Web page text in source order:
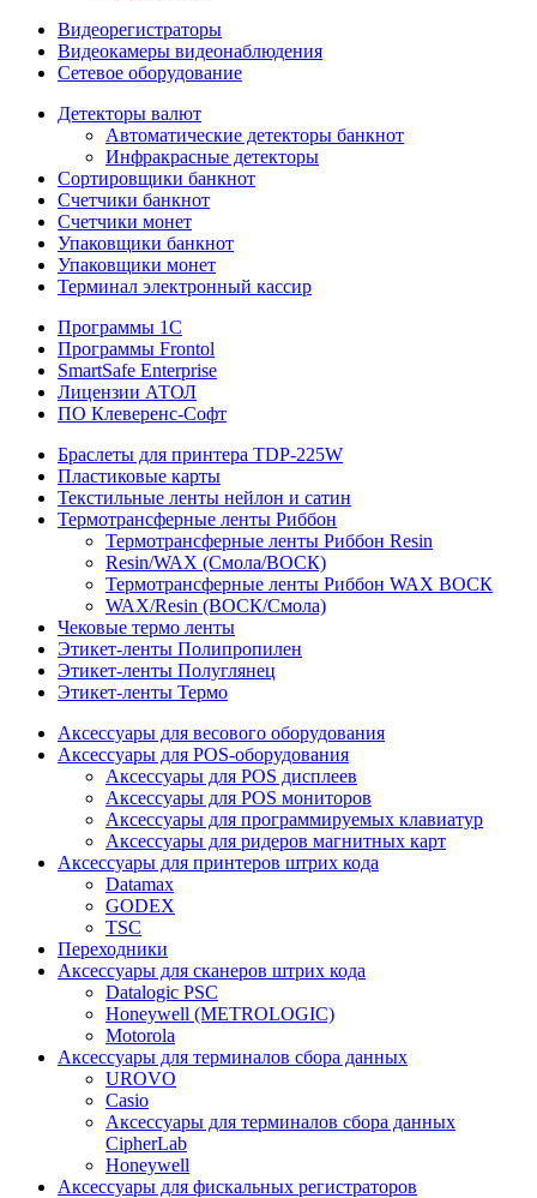
Видеорегистраторы
Видеокамеры видеонаблюдения
Сетевое оборудование
Детекторы валют
Автоматические детекторы банкнот
Инфракрасные детекторы
Сортировщики банкнот
Счетчики банкнот
Счетчики монет
Упаковщики банкнот
Упаковщики монет
Терминал электронный кассир
Программы 1C
Программы Frontol
SmartSafe Enterprise
Лицензии АТОЛ
ПО Клеверенс-Софт
Браслеты для принтера TDP-225W
Пластиковые карты
Текстильные ленты нейлон и сатин
Термотрансферные ленты Риббон
Термотрансферные ленты Риббон Resin
Resin/WAX (Смола/ВОСК)
Термотрансферные ленты Риббон WAX ВОСК
WAX/Resin (ВОСК/Смола)
Чековые термо ленты
Этикет-ленты Полипропилен
Этикет-ленты Полуглянец
Этикет-ленты Термо
Аксессуары для весового оборудования
Аксессуары для POS-оборудования
Аксессуары для POS дисплеев
Аксессуары для POS мониторов
Аксессуары для программируемых клавиатур
Аксессуары для ридеров магнитных карт
Аксессуары для принтеров штрих кода
Datamax
GODEX
TSC
Переходники
Аксессуары для сканеров штрих кода
Datalogic PSC
Honeywell (METROLOGIC)
Motorola
Аксессуары для терминалов сбора данных
UROVO
Casio
Аксессуары для терминалов сбора данных
CipherLab
Honeywell
Аксессуары для фискальных регистраторов